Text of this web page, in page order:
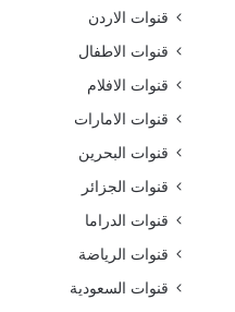
قنوات الاردن
قنوات الاطفال
قنوات الافلام
قنوات الامارات
قنوات البحرين
قنوات الجزائر
قنوات الدراما
قنوات الرياضة
قنوات السعودية